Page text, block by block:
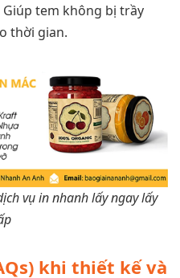
Giúp tem không bị trầy
thời gian.
vụ in nhanh lấy ngay lấy
khi thiết kế và